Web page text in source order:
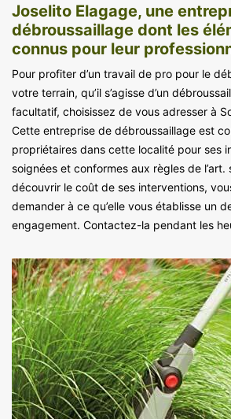
Joselito Elagage, une
débroussaillage dont les
connus pour leur
Pour profiter d’un travail de pro pour le
votre terrain, qu’il s’agisse d’un
facultatif, choisissez de vous adresser à
Cette entreprise de débroussaillage est
propriétaires dans cette localité pour ses
soignées et conformes aux règles de l’art.
découvrir le coût de ses interventions,
demander à ce qu’elle vous établisse un
engagement. Contactez-la pendant les